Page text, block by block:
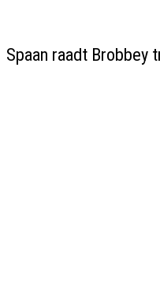
Spaan raadt Brobbey